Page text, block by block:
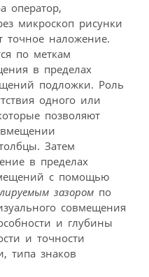
оператор,
микроскоп рисунки
наложение.
по меткам
в пределах
подложки. Роль
одного или
позволяют
Затем
в пределах
с помощью
зазором по
совмещения
и глубины
и точности
типа знаков